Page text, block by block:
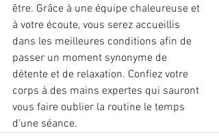
être. Grâce à une équipe chaleureuse et
à votre écoute, vous serez accueillis
dans les meilleures conditions afin de
passer un moment synonyme de
détente et de relaxation. Confiez votre
corps à des mains expertes qui sauront
vous faire oublier la routine le temps
d'une séance.